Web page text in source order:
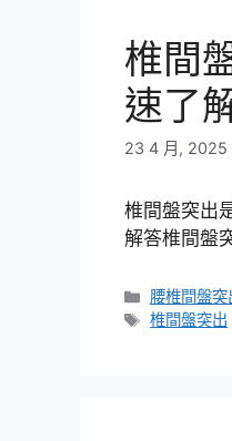
椎間
速了
23 4 月, 2025
椎間盤突出
解答椎間盤
分
類
腰椎間盤突
標
椎間盤突出